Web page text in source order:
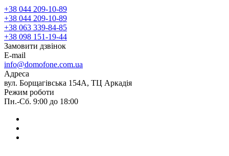
+38 044 209-10-89
+38 044 209-10-89
+38 063 339-84-85
+38 098 151-19-44
Замовити дзвінок
E-mail
info@domofone.com.ua
Адреса
вул. Борщагівська 154А, ТЦ Аркадія
Режим роботи
Пн.-Сб. 9:00 до 18:00